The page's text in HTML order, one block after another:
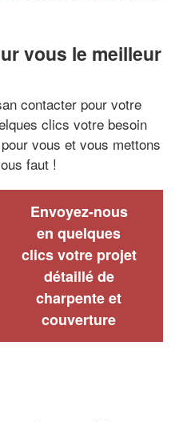
vous le meilleur
contacter pour votre
clics votre besoin
vous et vous mettons
faut !
Envoyez-nous
en quelques
clics votre projet
détaillé de
charpente et
couverture